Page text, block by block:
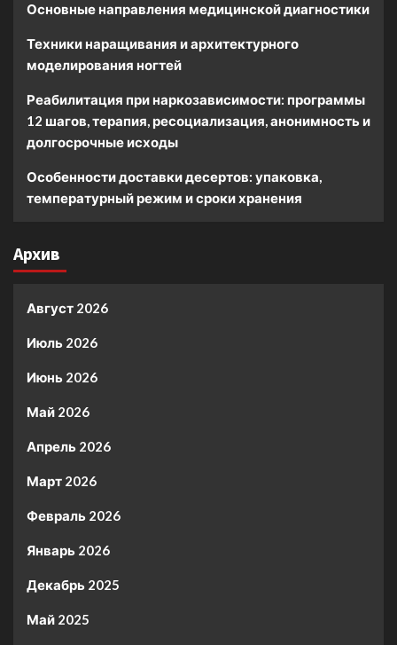
Основные направления медицинской диагностики
Техники наращивания и архитектурного
моделирования ногтей
Реабилитация при наркозависимости: программы
12 шагов, терапия, ресоциализация, анонимность и
долгосрочные исходы
Особенности доставки десертов: упаковка,
температурный режим и сроки хранения
Архив
Август 2026
Июль 2026
Июнь 2026
Май 2026
Апрель 2026
Март 2026
Февраль 2026
Январь 2026
Декабрь 2025
Май 2025